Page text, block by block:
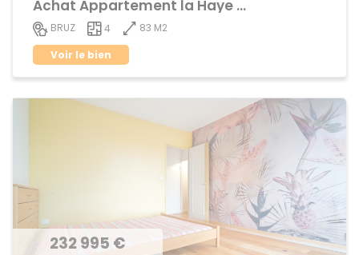
Achat Appartement la Haye de Pan
BRUZ 4
83 M2
Voir le bien
232 995 €